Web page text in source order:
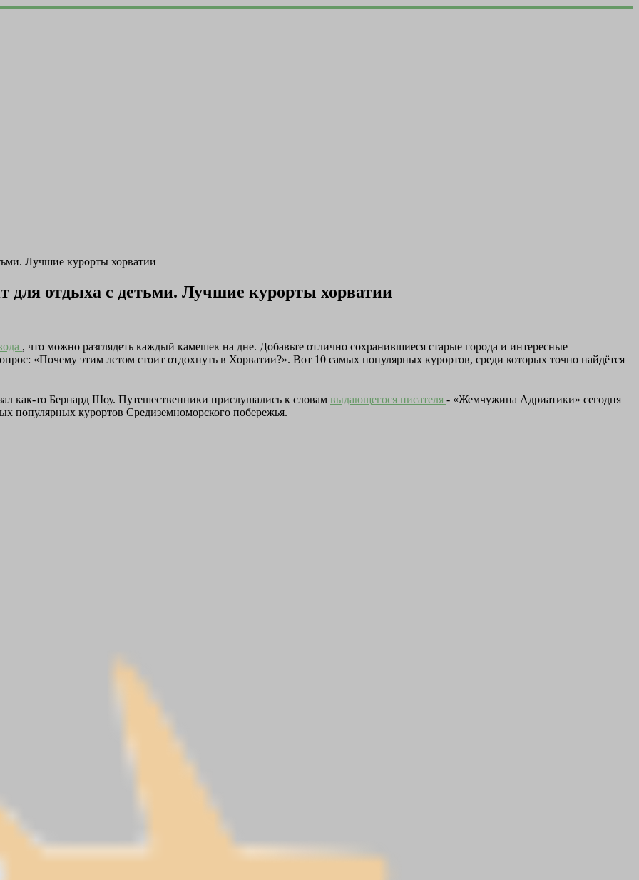
Лучшие курорты хорватии
для отдыха с детьми. Лучшие курорты хорватии
, что можно разглядеть каждый камешек на дне. Добавьте отлично сохранившиеся старые города и интересные
«Почему этим летом стоит отдохнуть в Хорватии?». Вот 10 самых популярных курортов, среди которых точно найдётся
как-то Бернард Шоу. Путешественники прислушались к словам выдающегося писателя - «Жемчужина Адриатики» сегодня
популярных курортов Средиземноморского побережья.